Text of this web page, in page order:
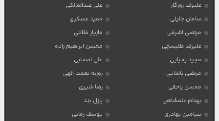
علیرضا روزگار
علی عبدالمالکی
سامان جلیلی
حمید عسکری
مرتضی اشرفی
مازیار فلاحی
علیرضا طلیسچی
محسن ابراهیم زاده
مجید یحیایی
علی اصحابی
مرتضی پاشایی
روزبه نعمت الهی
محسن یاحقی
رضا شیری
بهنام علمشاهی
پازل بند
بنیامین بهادری
یوسف زمانی